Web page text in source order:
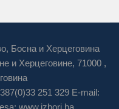
Босна и Херцеговина
и Херцеговине, 71000 ,
251 329 E-mail:
www.izbori.ba